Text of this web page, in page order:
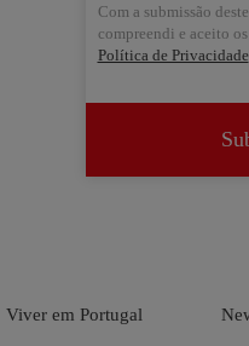
Com a submissão
compreendi e aceito os
Política de Privacidade
Viver em Portugal